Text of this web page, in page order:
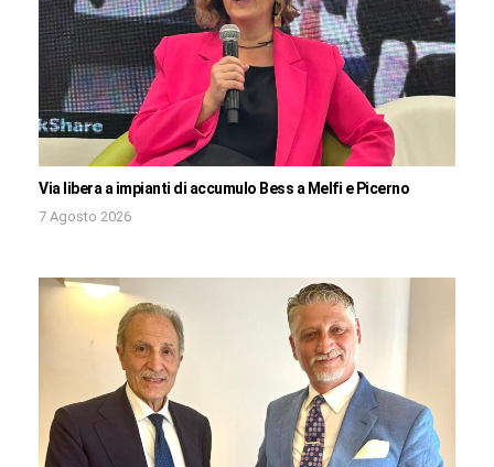
Via libera a impianti di accumulo Bess a Melfi e Picerno
7 Agosto 2026